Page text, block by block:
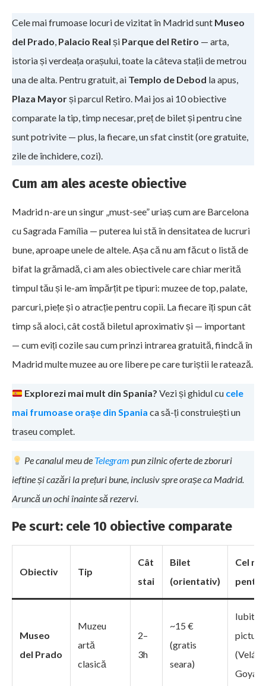
Cele mai frumoase locuri de vizitat în Madrid sunt Museo
del Prado, Palacio Real și Parque del Retiro — arta,
istoria și verdeața orașului, toate la câteva stații de metrou
una de alta. Pentru gratuit, ai Templo de Debod la apus,
Plaza Mayorși parcul Retiro. Mai jos ai 10 obiective
comparate la tip, timp necesar, preț de bilet și pentru cine
sunt potrivite — plus, la fiecare, un sfat cinstit (ore gratuite,
zile de închidere, cozi).
Cum am ales aceste obiective
Madrid n-are un singur „must-see” uriaș cum are Barcelona
cu Sagrada Família — puterea lui stă în densitatea de lucruri
bune, aproape unele de altele. Așa că nu am făcut o listă de
bifat la grămadă, ci am ales obiectivele care chiar merită
timpul tău și le-am împărțit pe tipuri: muzee de top, palate,
parcuri, piețe și o atracție pentru copii. La fiecare îți spun cât
timp să aloci, cât costă biletul aproximativ și — important
— cum eviți cozile sau cum prinzi intrarea gratuită, fiindcă în
Madrid multe muzee au ore libere pe care turiștii le ratează.
Explorezi mai mult din Spania? Vezi și ghidul cu cele
mai frumoase orașe din Spania ca să-ți construiești un
traseu complet.
Pe canalul meu de Telegram pun zilnic oferte de zboruri
ieftine și cazări la prețuri bune, inclusiv spre orașe ca Madrid.
Aruncă un ochi înainte să rezervi.
Pe scurt: cele 10 obiective comparate
Obiectiv Tip
Cât
stai
Bilet
(orientativ)
Cel
pentru
Museo
del Prado
Muzeu
artă
clasică
2–
3h
~15 €
(gratis
seara)
pictură
Goya)